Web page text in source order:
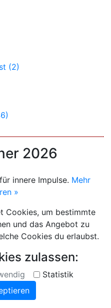
(2)
2026
innere Impulse. Mehr
»
Cookies, um bestimmte
und das Angebot zu
Cookies du erlaubst.
zulassen:
Statistik